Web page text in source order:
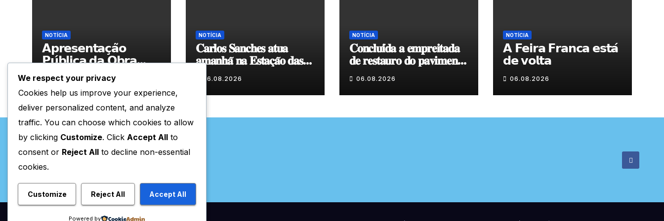
NOTÍCIA
𝗔𝗽𝗿𝗲𝘀𝗲𝗻𝘁𝗮𝗰̧𝗮̃𝗼
𝗣𝘂́𝗯𝗹𝗶𝗰𝗮 𝗱𝗮 𝗢𝗯𝗿𝗮
“𝗣𝗿𝗼𝗰𝘂𝗿𝗼 𝗮
𝗙𝗲𝗹𝗶𝗰𝗶𝗱𝗮𝗱𝗲 𝗲 𝗲𝗹𝗮
𝗺𝗼𝗿𝗮 𝗰𝗼𝗺𝗶𝗴𝗼”
06.08.2026
NOTÍCIA
𝐂𝐚𝐫𝐥𝐨𝐬 𝐒𝐚𝐧𝐜𝐡𝐞𝐬 𝐚𝐭𝐮𝐚
𝐚𝐦𝐚𝐧𝐡𝐚̃ 𝐧𝐚 𝐄𝐬𝐭𝐚𝐜̧𝐚̃𝐨 𝐝𝐚𝐬
𝐀𝐫𝐭𝐞𝐬
06.08.2026
NOTÍCIA
𝐂𝐨𝐧𝐜𝐥𝐮𝐢́𝐝𝐚 𝐚 𝐞𝐦𝐩𝐫𝐞𝐢𝐭𝐚𝐝𝐚
𝐝𝐞 𝐫𝐞𝐬𝐭𝐚𝐮𝐫𝐨 𝐝𝐨 𝐩𝐚𝐯𝐢𝐦𝐞𝐧𝐭𝐨
𝐞𝐧𝐯𝐨𝐥𝐯𝐞𝐧𝐭𝐞 𝐚̀ 𝐂𝐚𝐩𝐞𝐥𝐚 𝐝𝐞
𝐂𝐨𝐯𝐚𝐬
06.08.2026
NOTÍCIA
𝗔 𝗙𝗲𝗶𝗿𝗮 𝗙𝗿𝗮𝗻𝗰𝗮 𝗲𝘀𝘁𝗮́
𝗱𝗲 𝘃𝗼𝗹𝘁𝗮
06.08.2026
Valpaços Online
We respect your privacy
Cookies help us improve your experience,
deliver personalized content, and analyze
traffic. You can choose which cookies to allow
by clicking Customize. Click Accept All to
consent or Reject All to decline non-essential
cookies.
Customize Reject All Accept All
Powered by